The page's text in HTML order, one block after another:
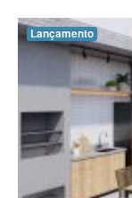
Lançamento